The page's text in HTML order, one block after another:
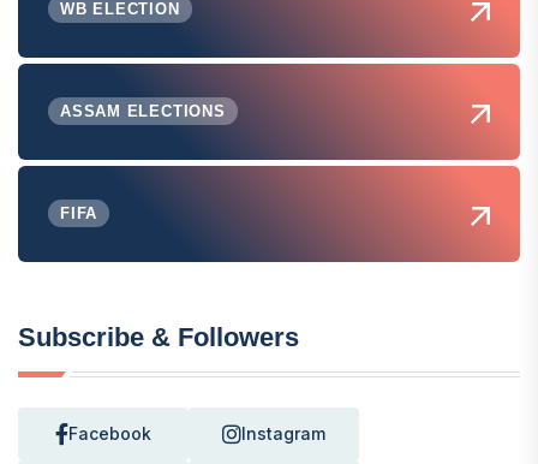
WB ELECTION
ASSAM ELECTIONS
FIFA
Subscribe & Followers
Facebook Instagram